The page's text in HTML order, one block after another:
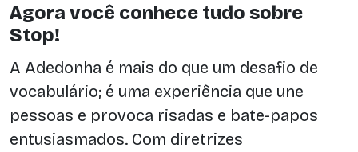
Agora você conhece tudo sobre
Stop!
A Adedonha é mais do que um desafio de
vocabulário; é uma experiência que une
pessoas e provoca risadas e bate-papos
entusiasmados. Com diretrizes